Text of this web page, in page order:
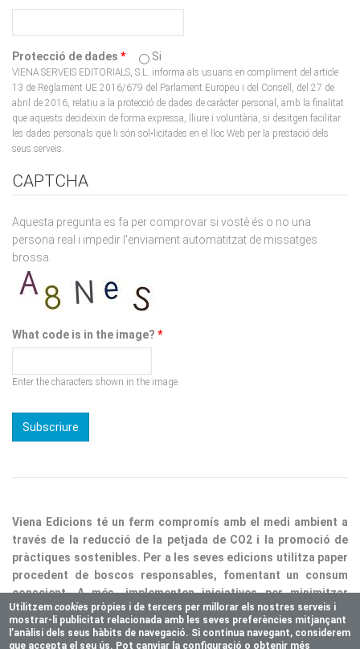
Protecció de dades * Si
VIENA SERVEIS EDITORIALS, S.L. informa als usuaris en compliment del article
13 de Reglament UE 2016/679 del Parlament Europeu i del Consell, del 27 de
abril de 2016, relatiu a la protecció de dades de caràcter personal, amb la finalitat
que aquests decideixin de forma expressa, lliure i voluntària, si desitgen facilitar
les dades personals que li són sol•licitades en el lloc Web per la prestació dels
seus serveis.
CAPTCHA
Aquesta pregunta es fa per comprovar si vostè és o no una
persona real i impedir l'enviament automatitzat de missatges
brossa.
What code is in the image? *
Enter the characters shown in the image.
Viena Edicions té un ferm compromís amb el medi ambient a
través de la reducció de la petjada de CO2 i la promoció de
pràctiques sostenibles. Per a les seves edicions utilitza paper
procedent de boscos responsables, fomentant un consum
conscient. A més, implementen iniciatives per minimitzar
residus i optimitzar processos, consolidant així la nostra
responsabilitat ecològica.
Utilitzemcookies pròpies i de tercers per millorar els nostres serveis i
mostrar-li publicitat relacionada amb les seves preferències mitjançant
l’anàlisi dels seus hàbits de navegació. Si continua navegant, considerem
que accepta el seu ús. Pot canviar la configuració o obtenir més